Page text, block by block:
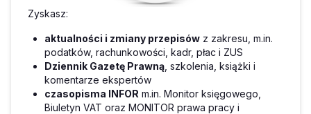
Zyskasz:
aktualności i zmiany przepisów z zakresu, m.in.
podatków, rachunkowości, kadr, płac i ZUS
Dziennik Gazetę Prawną , szkolenia, książki i
komentarze ekspertów
czasopisma INFOR m.in. Monitor księgowego,
Biuletyn VAT oraz MONITOR prawa pracy i